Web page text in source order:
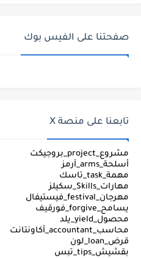
صفحتنا على الفيس بوك
تابعنا على منصة X
مشروع_project_بروجيكت
أسلحة_arms_آرمز
مهمة_task_تاسك
مهارات_Skills_سكيلز
مهرجان_festival_فيستيفال
يسامح_forgive_فورقيف
محصول_yield_يلد
محاسب_accountant_أكاونتانت
قرض_loan_لون
بقشيش_tips_تبس